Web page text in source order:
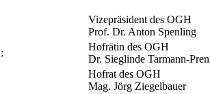
Vizepräsident des OGH
Prof. Dr. Anton Spenling
Hofrätin des OGH
Dr. Sieglinde Tarmann-
Hofrat des OGH
Mag. Jörg Ziegelbauer